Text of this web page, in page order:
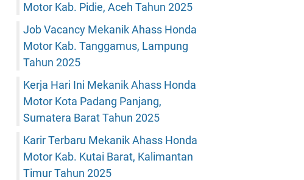
Motor Kab. Pidie, Aceh Tahun 2025
Job Vacancy Mekanik Ahass Honda
Motor Kab. Tanggamus, Lampung
Tahun 2025
Kerja Hari Ini Mekanik Ahass Honda
Motor Kota Padang Panjang,
Sumatera Barat Tahun 2025
Karir Terbaru Mekanik Ahass Honda
Motor Kab. Kutai Barat, Kalimantan
Timur Tahun 2025